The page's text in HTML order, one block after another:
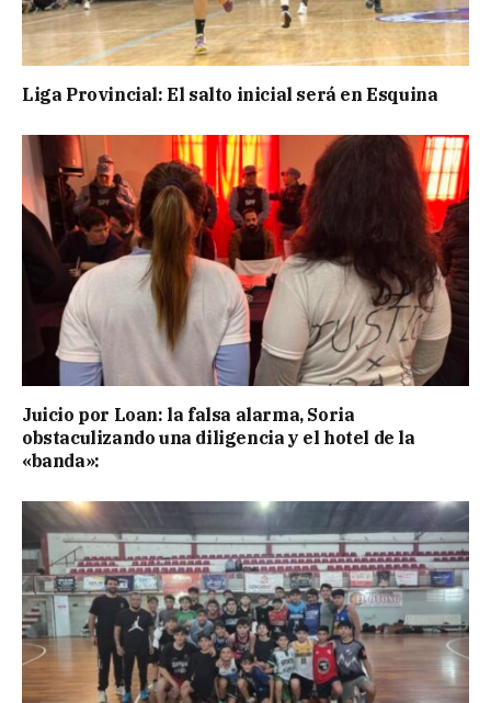
Liga Provincial: El salto inicial será en Esquina
Juicio por Loan: la falsa alarma, Soria
obstaculizando una diligencia y el hotel de la
«banda»: